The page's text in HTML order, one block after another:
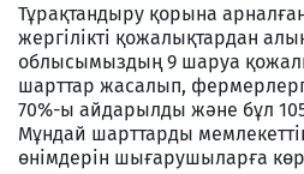
Тұрақтандыру қорына
жергілікті қожалықтардан
облысымыздың 9 шаруа
шарттар жасалып,
70%-ы айдарылды және бұл
Мұндай шарттарды
өнімдерін шығарушыларға